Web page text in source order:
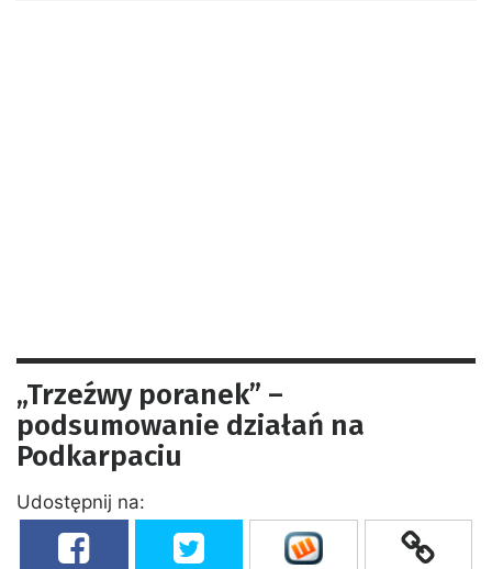
„Trzeźwy poranek” –
podsumowanie działań na
Podkarpaciu
Udostępnij na: